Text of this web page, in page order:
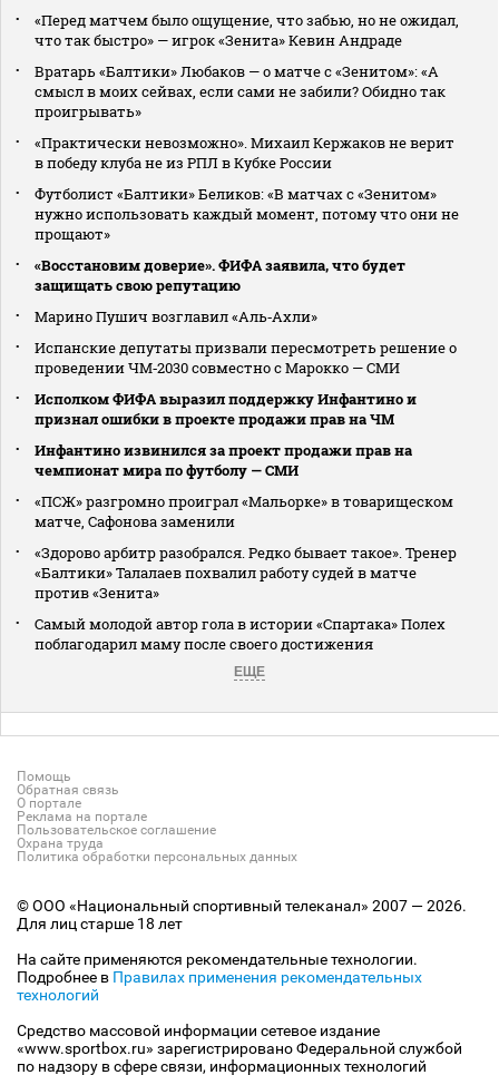
«Перед матчем было ощущение, что забью, но не ожидал,
что так быстро» — игрок «Зенита» Кевин Андраде
Вратарь «Балтики» Любаков — о матче с «Зенитом»: «А
смысл в моих сейвах, если сами не забили? Обидно так
проигрывать»
«Практически невозможно». Михаил Кержаков не верит
в победу клуба не из РПЛ в Кубке России
Футболист «Балтики» Беликов: «В матчах с «Зенитом»
нужно использовать каждый момент, потому что они не
прощают»
«Восстановим доверие». ФИФА заявила, что будет
защищать свою репутацию
Марино Пушич возглавил «Аль‑Ахли»
Испанские депутаты призвали пересмотреть решение о
проведении ЧМ‑2030 совместно с Марокко — СМИ
Исполком ФИФА выразил поддержку Инфантино и
признал ошибки в проекте продажи прав на ЧМ
Инфантино извинился за проект продажи прав на
чемпионат мира по футболу — СМИ
«ПСЖ» разгромно проиграл «Мальорке» в товарищеском
матче, Сафонова заменили
«Здорово арбитр разобрался. Редко бывает такое». Тренер
«Балтики» Талалаев похвалил работу судей в матче
против «Зенита»
Самый молодой автор гола в истории «Спартака» Полех
поблагодарил маму после своего достижения
ЕЩЕ
Помощь
Обратная связь
О портале
Реклама на портале
Пользовательское соглашение
Охрана труда
Политика обработки персональных данных
© ООО «Национальный спортивный телеканал» 2007 — 2026.
Для лиц старше 18 лет
На сайте применяются рекомендательные технологии.
Подробнее в Правилах применения рекомендательных
технологий
Средство массовой информации сетевое издание
«www.sportbox.ru» зарегистрировано Федеральной службой
по надзору в сфере связи, информационных технологий